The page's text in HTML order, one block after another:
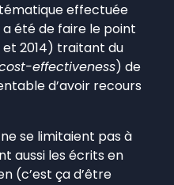
effectuée
a été de faire le point
et 2014) traitant du
effectiveness) de
d’avoir recours
se limitaient pas à
aussi les écrits en
(c’est ça d’être